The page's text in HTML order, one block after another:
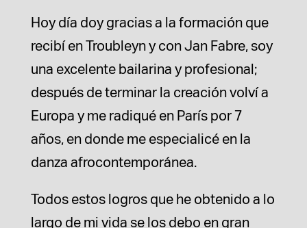
Hoy día doy gracias a la formación que
recibí en Troubleyn y con Jan Fabre, soy
una excelente bailarina y profesional;
después de terminar la creación volví a
Europa y me radiqué en París por 7
años, en donde me especialicé en la
danza afrocontemporánea.
Todos estos logros que he obtenido a lo
largo de mi vida se los debo en gran